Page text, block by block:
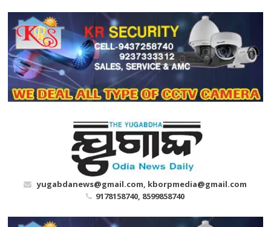
content
yugabdanews@gmail.com, kborpmedia@gmail.com
9178158740, 8599858740